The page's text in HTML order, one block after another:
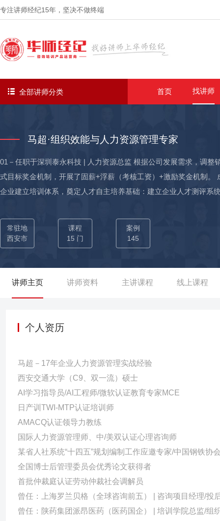
专注讲师经纪15年 ，坚决不做终端
全部讲师分类 首页 找讲师
马超·组织效能与人力资源管理专家
01－任职于深圳泰永科技 | 人力资源总监 根据公司发展需求，调
式目标奖金机制，开展了固薪+浮薪（考核工资）+激励奖金机制
企业建立培训体系，奠定人才自主培养基础：建立企业人才测评系
构，促进组织架构战略一致性发展：为优化区域人员结构，配置新
果：识别并提升区域储备人才20人，优化业务团队人员6%。 企
始国有企业的设计处室配置变更为市场化、项目制的职能中心制。
经理 调整企业组织架构，帮助企业在关键业务调整阶段扭亏为盈
系，并开展为期4月的绩效运营推广。 成果：完成新业务变革后
常驻地
西安市
课程
15 门
案例
145
讲师主页 讲师资料 主讲课程 线上课程
个人资历
马超－17年企业人力资源管理实战经验
西安交通大学（C9、双一流）硕士
AI学习指导员/AI工程师/微软认证教育专家MCE
日产训TWI-MTP认证培训师
AMACQ认证领导力教练
国际人力资源管理师、中/美双认证心理咨询师
某省人社系统“十四五”规划编制工作应邀专家/中国钢铁协
全国博士后管理委员会优秀论文获得者
首批仲裁庭认证劳动仲裁社会调解员
曾任：上海罗兰贝格（全球咨询前五） | 咨询项目经理/投
曾任：陕药集团派昂医药（医药国企） | 培训学院总监/组